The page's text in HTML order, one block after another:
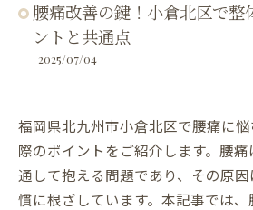
腰痛改善の鍵！小倉北区で整
ントと共通点
2025/07/04
福岡県北九州市小倉北区で腰痛に
際のポイントをご紹介します。腰
通して抱える問題であり、その原
慣に根ざしています。本記事では